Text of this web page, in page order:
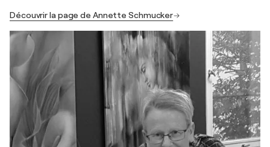
Découvrir la page de Annette Schmucker